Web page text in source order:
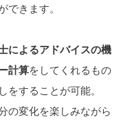
きます。
によるアドバイスの機
計算をしてくれるもの
をすることが可能。
の変化を楽しみながら